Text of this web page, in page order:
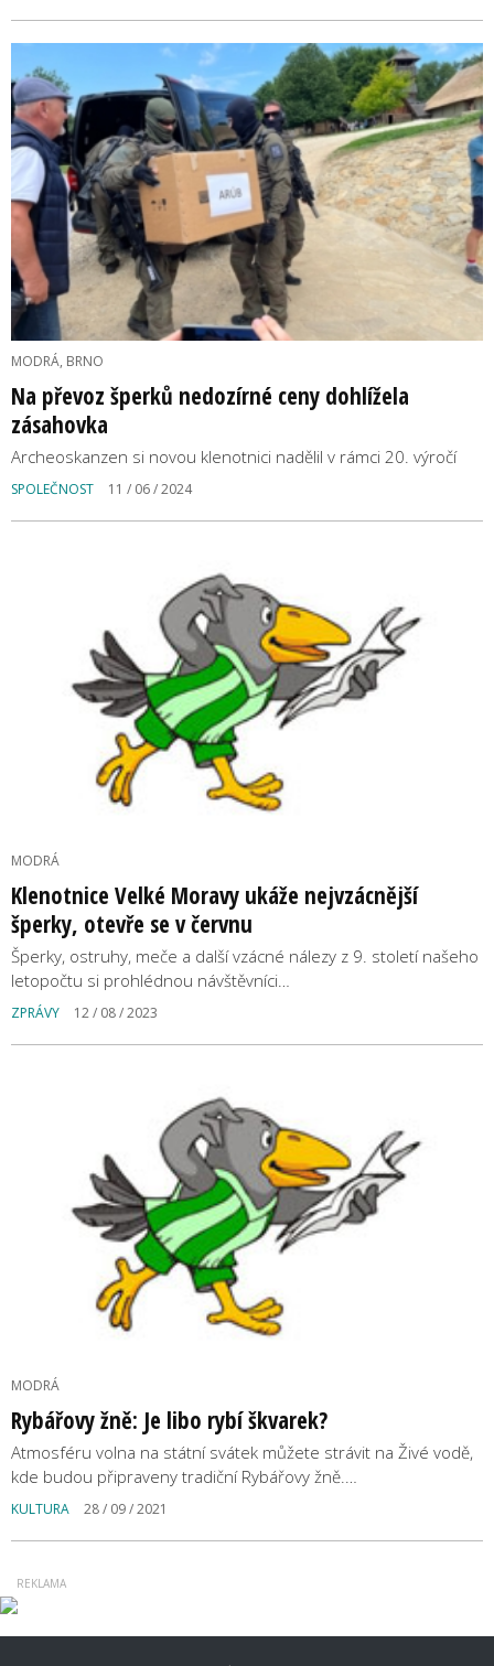
MODRÁ, BRNO
Na převoz šperků nedozírné ceny dohlížela
zásahovka
Archeoskanzen si novou klenotnici nadělil v rámci 20. výročí
SPOLEČNOST 11 / 06 / 2024
MODRÁ
Klenotnice Velké Moravy ukáže nejvzácnější
šperky, otevře se v červnu
Šperky, ostruhy, meče a další vzácné nálezy z 9. století našeho
letopočtu si prohlédnou návštěvníci…
ZPRÁVY 12 / 08 / 2023
MODRÁ
Rybářovy žně: Je libo rybí škvarek?
Atmosféru volna na státní svátek můžete strávit na Živé vodě,
kde budou připraveny tradiční Rybářovy žně.…
KULTURA 28 / 09 / 2021